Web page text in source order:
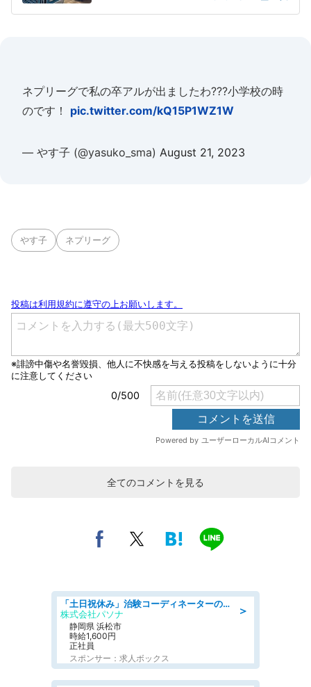
ネプリーグで私の卒アルが出ましたわ???小学校の時
のです！ pic.twitter.com/kQ15P1WZ1W
— やす子 (@yasuko_sma) August 21, 2023
やす子 ネプリーグ
全てのコメントを見る
＞
「土日祝休み」治験コーディネーターのお仕事/未経験OK
株式会社パソナ
静岡県 浜松市
時給1,600円
正社員
スポンサー：求人ボックス